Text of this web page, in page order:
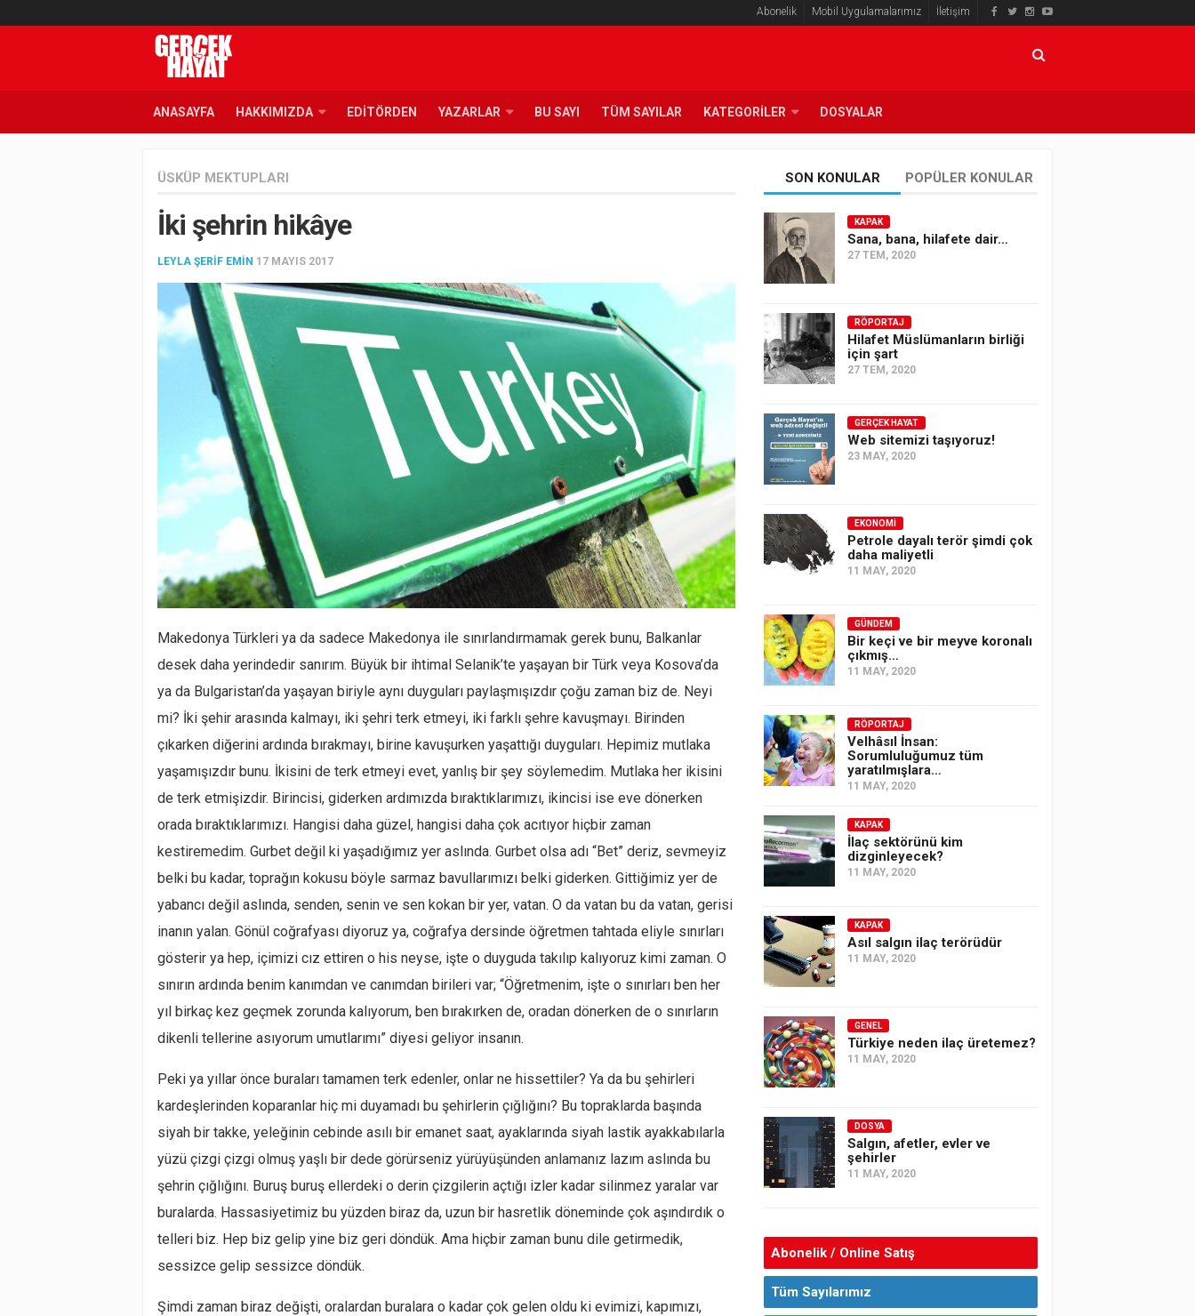
Abonelik Mobil Uygulamalarımız İletişim
ANASAYFA HAKKIMIZDA EDITÖRDEN YAZARLAR BU SAYI TÜM SAYILAR KATEGORILER DOSYALAR
ÜSKÜP MEKTUPLARI
İki şehrin hikâye
LEYLA ŞERIF EMIN 17 MAYIS 2017
Makedonya Türkleri ya da sadece Makedonya ile sınırlandırmamak gerek bunu, Balkanlar
desek daha yerindedir sanırım. Büyük bir ihtimal Selanik’te yaşayan bir Türk veya Kosova’da
ya da Bulgaristan’da yaşayan biriyle aynı duyguları paylaşmışızdır çoğu zaman biz de. Neyi
mi? İki şehir arasında kalmayı, iki şehri terk etmeyi, iki farklı şehre kavuşmayı. Birinden
çıkarken diğerini ardında bırakmayı, birine kavuşurken yaşattığı duyguları. Hepimiz mutlaka
yaşamışızdır bunu. İkisini de terk etmeyi evet, yanlış bir şey söylemedim. Mutlaka her ikisini
de terk etmişizdir. Birincisi, giderken ardımızda bıraktıklarımızı, ikincisi ise eve dönerken
orada bıraktıklarımızı. Hangisi daha güzel, hangisi daha çok acıtıyor hiçbir zaman
kestiremedim. Gurbet değil ki yaşadığımız yer aslında. Gurbet olsa adı “Bet” deriz, sevmeyiz
belki bu kadar, toprağın kokusu böyle sarmaz bavullarımızı belki giderken. Gittiğimiz yer de
yabancı değil aslında, senden, senin ve sen kokan bir yer, vatan. O da vatan bu da vatan, gerisi
inanın yalan. Gönül coğrafyası diyoruz ya, coğrafya dersinde öğretmen tahtada eliyle sınırları
gösterir ya hep, içimizi cız ettiren o his neyse, işte o duyguda takılıp kalıyoruz kimi zaman. O
sınırın ardında benim kanımdan ve canımdan birileri var; “Öğretmenim, işte o sınırları ben her
yıl birkaç kez geçmek zorunda kalıyorum, ben bırakırken de, oradan dönerken de o sınırların
dikenli tellerine asıyorum umutlarımı” diyesi geliyor insanın.
Peki ya yıllar önce buraları tamamen terk edenler, onlar ne hissettiler? Ya da bu şehirleri
kardeşlerinden koparanlar hiç mi duyamadı bu şehirlerin çığlığını? Bu topraklarda başında
siyah bir takke, yeleğinin cebinde asılı bir emanet saat, ayaklarında siyah lastik ayakkabılarla
yüzü çizgi çizgi olmuş yaşlı bir dede görürseniz yürüyüşünden anlamanız lazım aslında bu
şehrin çığlığını. Buruş buruş ellerdeki o derin çizgilerin açtığı izler kadar silinmez yaralar var
buralarda. Hassasiyetimiz bu yüzden biraz da, uzun bir hasretlik döneminde çok aşındırdık o
telleri biz. Hep biz gelip yine biz geri döndük. Ama hiçbir zaman bunu dile getirmedik,
sessizce gelip sessizce döndük.
Şimdi zaman biraz değişti, oralardan buralara o kadar çok gelen oldu ki evimizi, kapımızı,
SON KONULAR POPÜLER KONULAR
KAPAK
Sana, bana, hilafete dair…
27 TEM, 2020
RÖPORTAJ
Hilafet Müslümanların birliği
için şart
27 TEM, 2020
GERÇEK HAYAT
Web sitemizi taşıyoruz!
23 MAY, 2020
EKONOMI
Petrole dayalı terör şimdi çok
daha maliyetli
11 MAY, 2020
GÜNDEM
Bir keçi ve bir meyve koronalı
çıkmış…
11 MAY, 2020
RÖPORTAJ
Velhâsıl İnsan:
Sorumluluğumuz tüm
yaratılmışlara…
11 MAY, 2020
KAPAK
İlaç sektörünü kim
dizginleyecek?
11 MAY, 2020
KAPAK
Asıl salgın ilaç terörüdür
11 MAY, 2020
GENEL
Türkiye neden ilaç üretemez?
11 MAY, 2020
DOSYA
Salgın, afetler, evler ve
şehirler
11 MAY, 2020
Abonelik / Online Satış
Tüm Sayılarımız